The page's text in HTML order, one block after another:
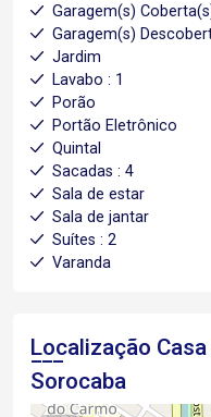
Garagem(s)
Garagem(s)
Jardim
Lavabo : 1
Porão
Portão Eletrônico
Quintal
Sacadas : 4
Sala de estar
Sala de jantar
Suítes : 2
Varanda
Localização
Sorocaba